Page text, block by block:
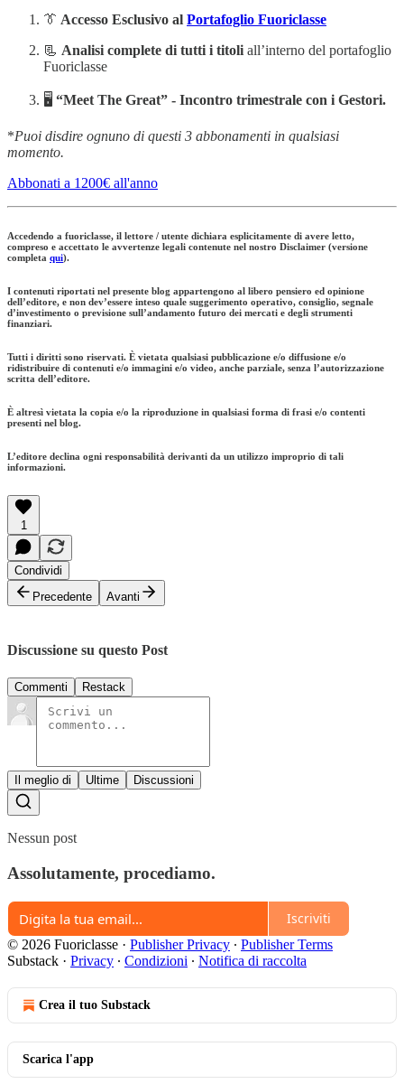
👔 Accesso Esclusivo al Portafoglio Fuoriclasse
📃 Analisi complete di tutti i titoli all’interno del portafoglio
Fuoriclasse
🖥️ “Meet The Great” - Incontro trimestrale con i Gestori.
*Puoi disdire ognuno di questi 3 abbonamenti in qualsiasi
momento.
Abbonati a 1200€ all'anno
Accedendo a fuoriclasse, il lettore / utente dichiara esplicitamente di avere letto,
compreso e accettato le avvertenze legali contenute nel nostro Disclaimer (versione
completa qui).
I contenuti riportati nel presente blog appartengono al libero pensiero ed opinione
dell’editore, e non dev’essere inteso quale suggerimento operativo, consiglio, segnale
d’investimento o previsione sull’andamento futuro dei mercati e degli strumenti
finanziari.
Tutti i diritti sono riservati. È vietata qualsiasi pubblicazione e/o diffusione e/o
ridistribuire di contenuti e/o immagini e/o video, anche parziale, senza l’autorizzazione
scritta dell’editore.
È altresì vietata la copia e/o la riproduzione in qualsiasi forma di frasi e/o contenti
presenti nel blog.
L’editore declina ogni responsabilità derivanti da un utilizzo improprio di tali
informazioni.
1
Condividi
Precedente
Avanti
Discussione su questo Post
Commenti Restack
Il meglio di Ultime Discussioni
Nessun post
Assolutamente, procediamo.
Iscriviti
© 2026 Fuoriclasse · Publisher Privacy ∙ Publisher Terms
Substack · Privacy ∙ Condizioni ∙ Notifica di raccolta
Crea il tuo Substack
Scarica l'app